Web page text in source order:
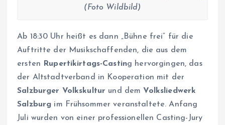
(Foto Wildbild)
Ab 18:30 Uhr heißt es dann „Bühne frei“ für die
Auftritte der Musikschaffenden, die aus dem
ersten
Rupertikirtags-Casting hervorgingen, das
der Altstadtverband in Kooperation mit der
Salzburger Volkskultur und demVolksliedwerk
Salzburg im Frühsommer veranstaltete. Anfang
Juli wurden von einer professionellen Casting-Jury